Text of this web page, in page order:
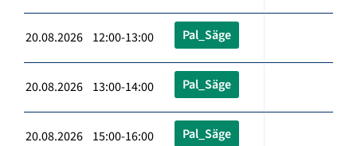
20.08.2026 12:00-13:00 Pal_Säge
20.08.2026 13:00-14:00 Pal_Säge
20.08.2026 15:00-16:00 Pal_Säge